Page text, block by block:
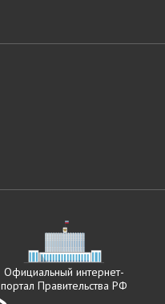
Официальный интернет-
портал Правительства РФ